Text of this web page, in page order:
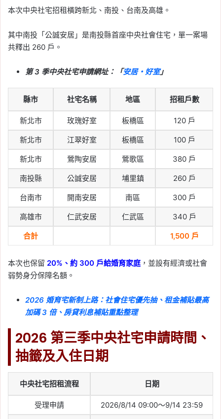
本次中央社宅招租橫跨新北、南投、台南及高雄。
其中南投「公誠安居」是南投縣首座中央社會住宅，單一案場
共釋出 260 戶。
第 3 季中央社宅申請網址：「安居・好室」
縣市 社宅名稱 地區 招租戶數
新北市 玫瑰好室 板橋區 120 戶
新北市 江翠好室 板橋區 100 戶
新北市 鶯陶安居 鶯歌區 380 戶
南投縣 公誠安居 埔里鎮 260 戶
台南市 開南安居 南區 300 戶
高雄市 仁武安居 仁武區 340 戶
合計 1,500 戶
本次也保留 20%、約 300 戶給婚育家庭 ，並設有經濟或社會
弱勢身分保障名額。
2026 婚育宅新制上路：社會住宅優先抽、租金補貼最高
加碼 3 倍、房貸利息補貼重點整理
2026 第三季中央社宅申請時間、
抽籤及入住日期
中央社宅招租流程 日期
受理申請 2026/8/14 09:00～9/14 23:59